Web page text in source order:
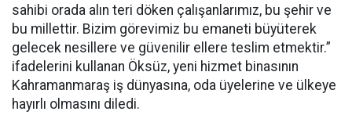
sahibi orada alın teri döken çalışanlarımız, bu şehir ve
bu millettir. Bizim görevimiz bu emaneti büyüterek
gelecek nesillere ve güvenilir ellere teslim etmektir.”
ifadelerini kullanan Öksüz, yeni hizmet binasının
Kahramanmaraş iş dünyasına, oda üyelerine ve ülkeye
hayırlı olmasını diledi.